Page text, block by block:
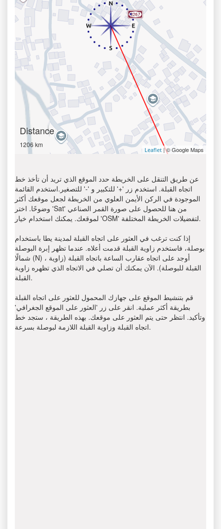
Distance
1206 km
Leaflet | © Google Maps
عن طريق التنقل على الخريطة حدد الموقع الذي تريد أن تأخذ خط
اتجاه القبلة. استخدم زر '+' للتكبير و '-' للتصغير.استخدم القائمة
الموجودة في الركن الأيمن العلوي من الخريطة لجعل موقعك أكثر
وضوحًا. اختر 'Sat' من هنا للحصول على صورة القمر الصناعي
لموقعك. يمكنك استخدام خيار 'OSM' لتفضيلات الخريطة المختلفة.
إذا كنت ترغب في العثور على اتجاه القبلة لمدينة يطا باستخدام
بوصلة، فاستخدم زاوية القبلة قدمت أعلاه. عندما تظهر إبرة البوصلة
شمالًا (N) ، أوجد على اتجاه عقارب الساعة باتجاه القبلة (زاوية
القبلة للبوصلة). الآن يمكنك أن تصلي في الاتجاه الذي تظهره زاوية
القبلة.
قم بتنشيط الموقع على جهازك المحمول للعثور على اتجاه القبلة
بطريقة أكثر عملية. انقر على زر 'العثور على الموقع الجغرافي'
وتأكيد. انتظر حتى يتم العثور على موقعك. بهذه الطريقة ، ستجد خط
اتجاه القبلة وزاوية القبلة اللازمة لبوصلة بسرعة.